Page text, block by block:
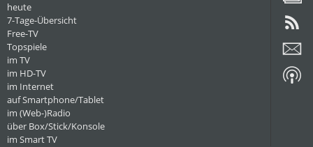
heute
7-Tage-Übersicht
Free-TV
Topspiele
im TV
im HD-TV
im Internet
auf Smartphone/Tablet
im (Web-)Radio
über Box/Stick/Konsole
im Smart TV